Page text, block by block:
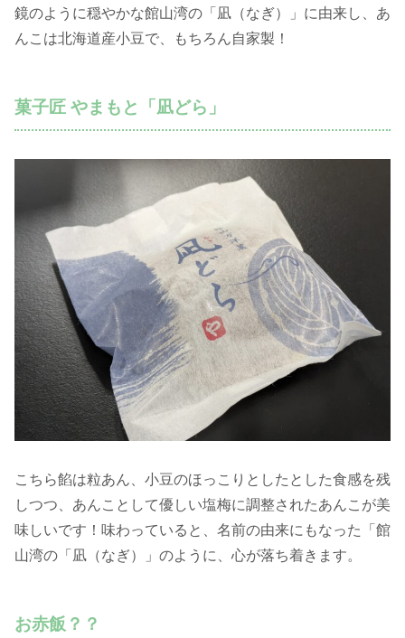
鏡のように穏やかな館山湾の「凪（なぎ）」に由来し、あ
んこは北海道産小豆で、もちろん自家製！
菓子匠 やまもと「凪どら」
こちら餡は粒あん、小豆のほっこりとしたとした食感を残
しつつ、あんことして優しい塩梅に調整されたあんこが美
味しいです！味わっていると、名前の由来にもなった「館
山湾の「凪（なぎ）」のように、心が落ち着きます。
お赤飯？？